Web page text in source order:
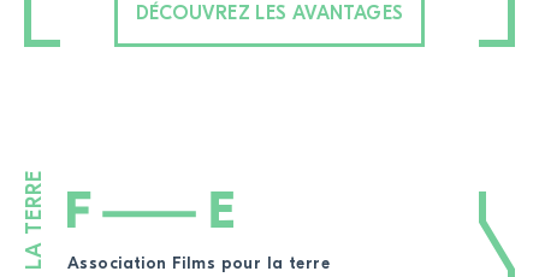
DÉCOUVREZ LES AVANTAGES
Association Films pour la terre